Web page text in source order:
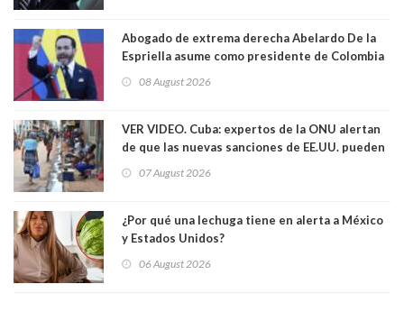
Abogado de extrema derecha Abelardo De la
Espriella asume como presidente de Colombia
08 August 2026
VER VIDEO. Cuba: expertos de la ONU alertan
de que las nuevas sanciones de EE.UU. pueden
07 August 2026
¿Por qué una lechuga tiene en alerta a México
y Estados Unidos?
06 August 2026